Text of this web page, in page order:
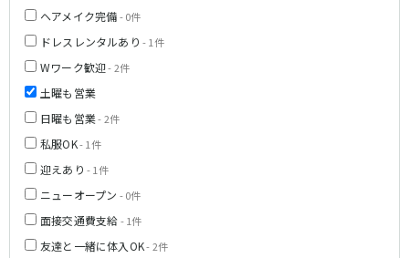
ヘアメイク完備- 0件
ドレスレンタルあり - 1件
Wワーク歓迎- 2件
土曜も営業
日曜も営業- 2件
私服OK- 1件
迎えあり - 1件
ニューオープン - 0件
面接交通費支給- 1件
友達と一緒に体入OK- 2件
伊豆箱根鉄道駿豆線
三島駅
天竜浜名湖線
掛川駅
JR伊東線
熱海駅